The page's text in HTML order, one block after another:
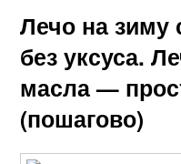
Лечо на зиму
без уксуса.
масла —
(пошагово)